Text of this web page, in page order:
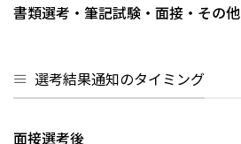
書類選考・筆記試験・面接・その他
選考結果通知のタイミング
面接選考後